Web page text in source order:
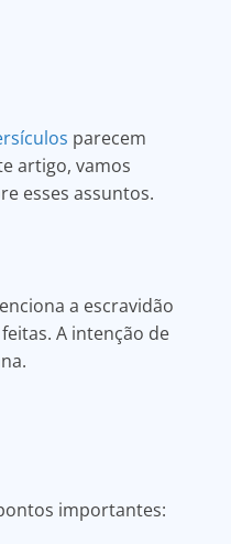
parecem
artigo, vamos
esses assuntos.
a escravidão
A intenção de
importantes: